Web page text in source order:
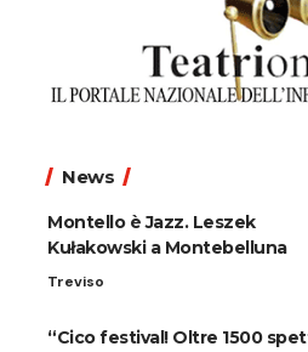
News
Montello è Jazz. Leszek
Kułakowski a Montebelluna
Treviso
“Cico festival! Oltre 1500